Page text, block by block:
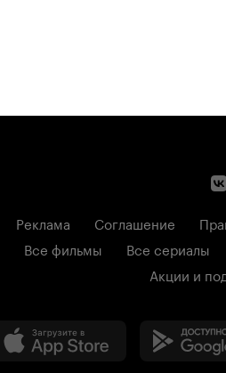
Реклама Соглашение
Все фильмы
Все сериалы
Акции и